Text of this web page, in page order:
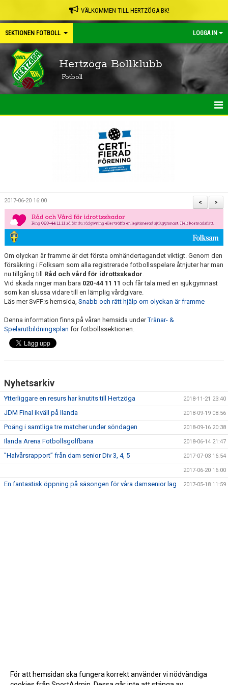
VÄLKOMMEN TILL HERTZÖGA BK!
SEKTIONEN FOTBOLL LOGGA IN
Hertzöga Bollklubb
Fotboll
DOKUMENT
SPELARUTBILDNINGSPLAN
SKADOR, MEDICIN & KOST
>
<
2017-06-20 16:00
Om olyckan är framme är det första omhändertagandet viktigt. Genom den
försäkring i Folksam som alla registrerade fotbollsspelare åtnjuter har man
nu tillgång till Råd och vård för idrottsskador
Vid skada ringer man bara 020-44 11 11 och får tala med en sjukgymnast
som kan slussa vidare till en lämplig vårdgivare.
Läs mer SvFF:s hemsida, Snabb och rätt hjälp om olyckan är framme
Denna information finns på våran hemsida underTränar- &
Spelarutbildningsplan för fotbollssektionen.
Nyhetsarkiv
Ytterliggare en resurs har knutits till Hertzöga 2018-11-21 23:40
JDM Final ikväll på Ilanda 2018-09-19 08:56
Poäng i samtliga tre matcher under söndagen 2018-09-16 20:38
Ilanda Arena Fotbollsgolfbana 2018-06-14 21:47
”Halvårsrapport” från dam senior Div 3, 4, 5 2017-07-03 16:54
2017-06-20 16:00
En fantastisk öppning på säsongen för våra damsenior lag 2017-05-18 11:59
För att hemsidan ska fungera korrekt använder vi nödvändiga